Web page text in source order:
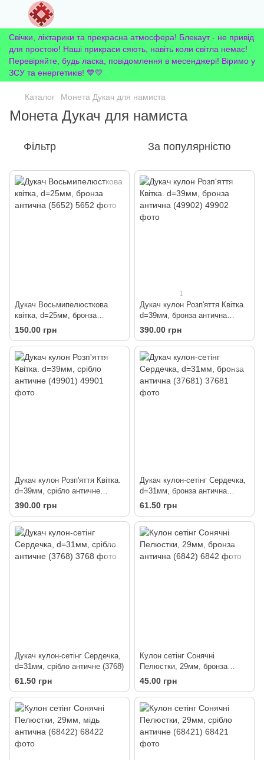
Свічки, ліхтарики та прекрасна атмосфера! Блекаут - не привід
для простою! Наші прикраси сяють, навіть коли світла немає!
Перевіряйте, будь ласка, повідомлення в месенджері! Віримо у
ЗСУ та енергетиків! 💙💛
Каталог Монета Дукач для намиста
Монета Дукач для намиста
Фільтр За популярністю
Дукач Восьмипелюсткова
квітка, d=25мм, бронза
антична (5652)
150.00 грн
1
Дукач кулон Розп'яття Квітка.
d=39мм, бронза антична
(49902)
390.00 грн
Дукач кулон Розп'яття Квітка.
d=39мм, срібло античне
(49901)
390.00 грн
Дукач кулон-сетінг Сердечка,
d=31мм, бронза антична
(37681)
61.50 грн
Дукач кулон-сетінг Сердечка,
d=31мм, срібло античне (3768)
61.50 грн
Кулон сетінг Сонячні
Пелюстки, 29мм, бронза
антична (6842)
45.00 грн